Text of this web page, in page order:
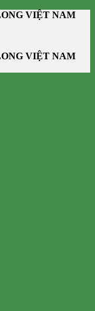
VIỆT NAM
VIỆT NAM